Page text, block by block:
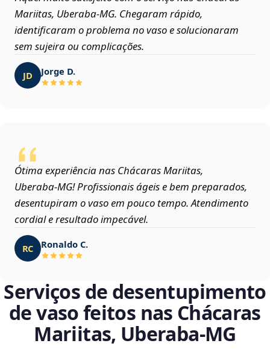
Mariitas, Uberaba‑MG. Chegaram rápido,
identificaram o problema no vaso e solucionaram
sem sujeira ou complicações.
JD Jorge D.
Ótima experiência nas Chácaras Mariitas,
Uberaba‑MG! Profissionais ágeis e bem preparados,
desentupiram o vaso em pouco tempo. Atendimento
cordial e resultado impecável.
RC Ronaldo C.
Serviços de desentupimento
de vaso feitos nas Chácaras
Mariitas, Uberaba‑MG